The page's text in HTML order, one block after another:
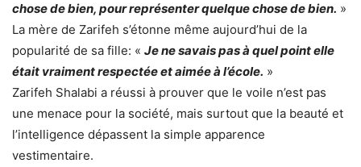
chose de bien, pour représenter quelque chose de bien. »
La mère de Zarifeh s’étonne même aujourd’hui de la
popularité de sa fille: « Je ne savais pas à quel point elle
était vraiment respectée et aimée à l’école. »
Zarifeh Shalabi a réussi à prouver que le voile n’est pas
une menace pour la société, mais surtout que la beauté et
l’intelligence dépassent la simple apparence
vestimentaire.